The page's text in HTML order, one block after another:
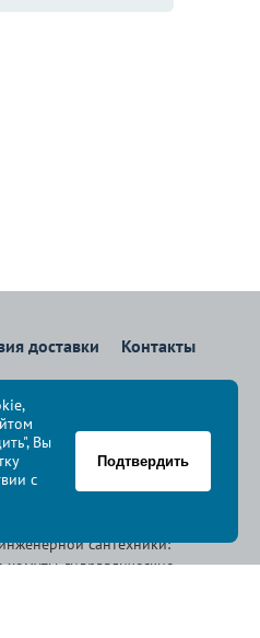
доставки Контакты
по Москве
», 2009-2026
сантехники:
гидравлические
Вы
с
Подтвердить